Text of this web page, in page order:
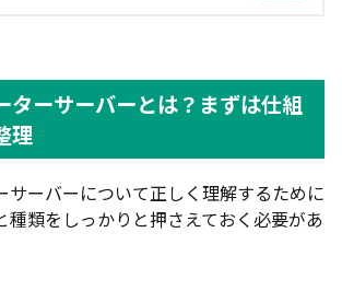
ォーターサーバーとは「水道水をフィルタ
して使うサーバー」のこと
（ボトル型）ウォーターサーバーとのざっく
ターサーバーとは？まずは仕組
理
サーバーについて正しく理解するために
種類をしっかりと押さえておく必要があ